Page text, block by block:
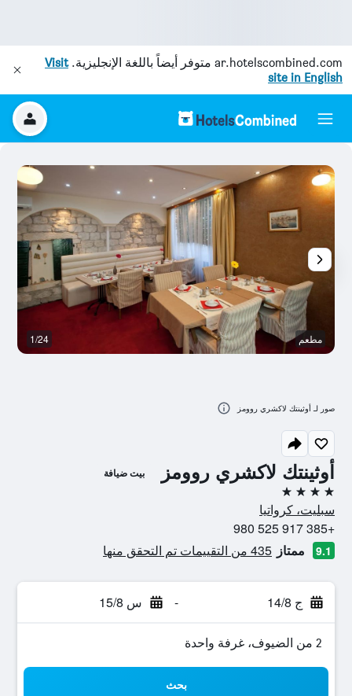
ar.hotelscombined.com متوفر أيضاً باللغة الإنجليزية.Visit
site in English
أوثينتك لاكشري روومز بيت ضيافة
4 نجوم
سبليت، كرواتيا
+385 917 525 980
9.1 ممتاز 435 من التقييمات تم التحقق منها
ج 14/8 - س 15/8
2 من الضيوف، غرفة واحدة
بحث
مطعم 1/24
صور لـ أوثينتك لاكشري روومز